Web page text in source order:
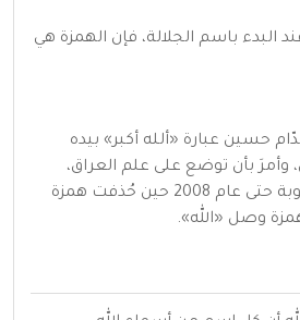
البدء باسم الجلالة، فإن الهمزة هي
حسين عبارة «ألله أكبر» بيده
وأمرَ بأن توضع على علم العراق،
حتى عام 2008 حين حُذفت همزة
وصل «الله».